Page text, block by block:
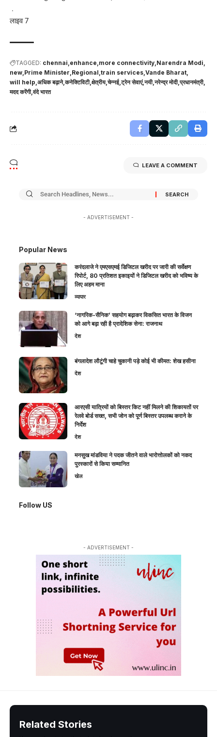
.
लाइव 7
TAGGED: chennai enhance more connectivity Narendra Modi
new Prime Minister Regional train services Vande Bharat
will help अधिक बढ़ाने कनेक्टिविटी क्षेत्रीय चेन्नई ट्रेन सेवाएं नयी नरेन्द्र मोदी प्रधानमंत्री
मदद करेंगी वंदे भारत
LEAVE A COMMENT
- ADVERTISEMENT -
Popular News
करंदलाजे ने एमएसएमई डिजिटल खरीद पर जारी की सर्वेक्षण
रिपोर्ट, 80 प्रतिशत इकाइयों ने डिजिटल खरीद को भविष्य के
लिए अहम माना
व्यापार
‘नागरिक-सैनिक’ सहयोग बढ़ाकर विकसित भारत के विजन
को आगे बढ़ा रही है प्रादेशिक सेना: राजनाथ
देश
बंगलादेश लौटूंगी चाहे चुकानी पड़े कोई भी कीमत: शेख हसीना
देश
आरएसी यात्रियों को बिस्तर किट नहीं मिलने की शिकायतों पर
रेलवे बोर्ड सख्त, सभी जोन को पूर्ण बिस्तर उपलब्ध कराने के
निर्देश
देश
मनसुख मांडविया ने पदक जीतने वाले भारोत्तोलकों को नकद
पुरस्कारों से किया सम्मानित
खेल
Follow US
- ADVERTISEMENT -
Related Stories